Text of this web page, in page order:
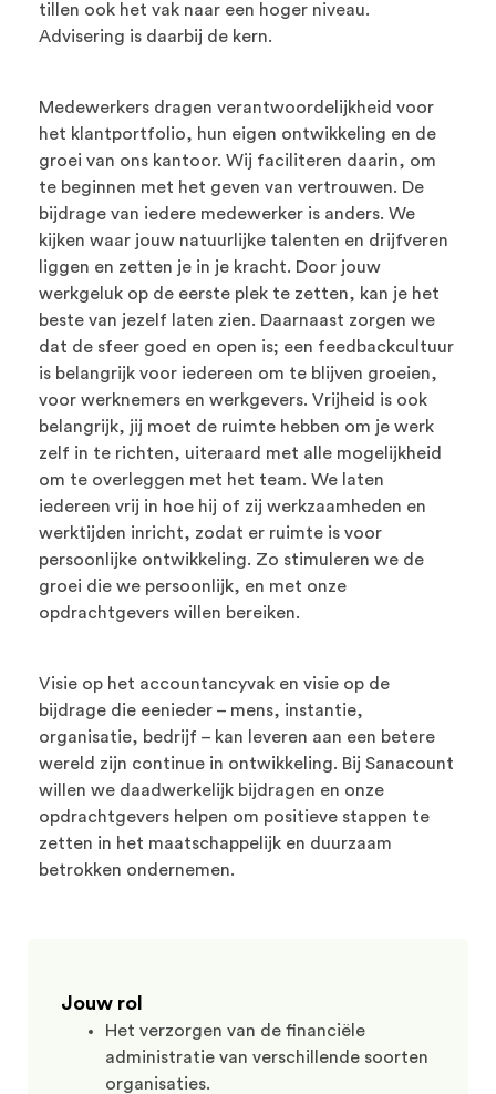
tillen ook het vak naar een hoger niveau.
Advisering is daarbij de kern.
Medewerkers dragen verantwoordelijkheid voor
het klantportfolio, hun eigen ontwikkeling en de
groei van ons kantoor. Wij faciliteren daarin, om
te beginnen met het geven van vertrouwen. De
bijdrage van iedere medewerker is anders. We
kijken waar jouw natuurlijke talenten en drijfveren
liggen en zetten je in je kracht. Door jouw
werkgeluk op de eerste plek te zetten, kan je het
beste van jezelf laten zien. Daarnaast zorgen we
dat de sfeer goed en open is; een feedbackcultuur
is belangrijk voor iedereen om te blijven groeien,
voor werknemers en werkgevers. Vrijheid is ook
belangrijk, jij moet de ruimte hebben om je werk
zelf in te richten, uiteraard met alle mogelijkheid
om te overleggen met het team. We laten
iedereen vrij in hoe hij of zij werkzaamheden en
werktijden inricht, zodat er ruimte is voor
persoonlijke ontwikkeling. Zo stimuleren we de
groei die we persoonlijk, en met onze
opdrachtgevers willen bereiken.
Visie op het accountancyvak en visie op de
bijdrage die eenieder – mens, instantie,
organisatie, bedrijf – kan leveren aan een betere
wereld zijn continue in ontwikkeling. Bij Sanacount
willen we daadwerkelijk bijdragen en onze
opdrachtgevers helpen om positieve stappen te
zetten in het maatschappelijk en duurzaam
betrokken ondernemen.
Jouw rol
Het verzorgen van de financiële
administratie van verschillende soorten
organisaties.